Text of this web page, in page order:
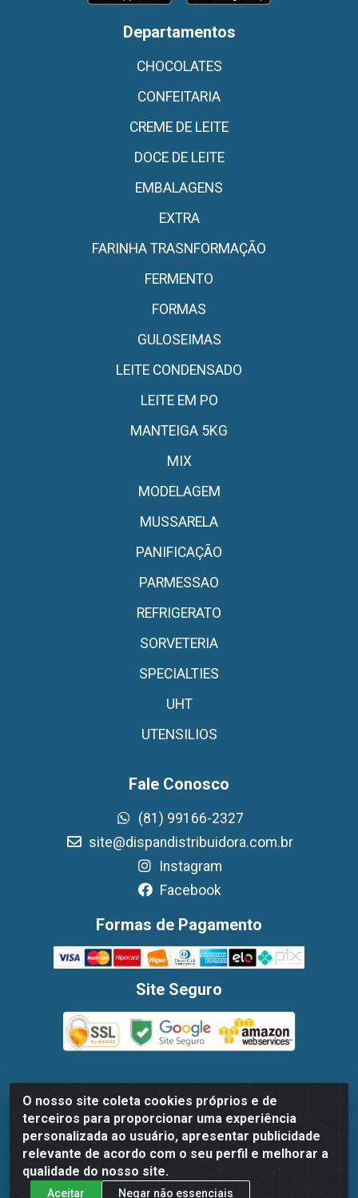
O nosso site coleta cookies próprios e de
terceiros para proporcionar uma experiência
personalizada ao usuário, apresentar publicidade
relevante de acordo com o seu perfil e melhorar a
qualidade do nosso site.
Aceitar Negar não essenciais
Departamentos
CHOCOLATES
CONFEITARIA
CREME DE LEITE
DOCE DE LEITE
EMBALAGENS
EXTRA
FARINHA TRASNFORMAÇÃO
FERMENTO
FORMAS
GULOSEIMAS
LEITE CONDENSADO
LEITE EM PO
MANTEIGA 5KG
MIX
MODELAGEM
MUSSARELA
PANIFICAÇÃO
PARMESSAO
REFRIGERATO
SORVETERIA
SPECIALTIES
UHT
UTENSILIOS
Fale Conosco
(81) 99166-2327
site@dispandistribuidora.com.br
Instagram
Facebook
Formas de Pagamento
Site Seguro
Dispan Distribuidora de Alimentos LTDA - Avenida Marechal
Mascarenhas De Moraes, 1048- Imbiribeira, Recife/PE - CEP
51.170-000 - CNPJ 30.779.584/0003-78